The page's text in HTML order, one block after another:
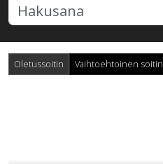
Oletussoitin Vaihtoehtoinen soitin